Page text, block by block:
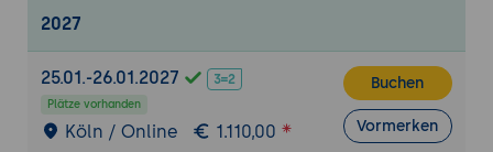
basierten Qualitätsmanagementsystems
Aufzeigen von Schritten zur
Implementierung
Sammlung von Best Practices und
Herausforderungen bei der
2027
25.01.-26.01.2027
Plätze vorhanden
Köln / Online 1.110,00
Buchen
Vormerken